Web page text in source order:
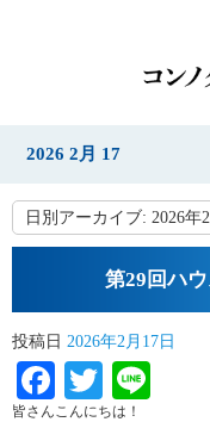
2026 2月 17
日別アーカイブ: 2026年
第29回ハ
投稿日 2026年2月17日
Facebook
Twitter
皆さんこんにちは！